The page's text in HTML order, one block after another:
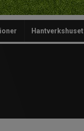
Hantverkshuset